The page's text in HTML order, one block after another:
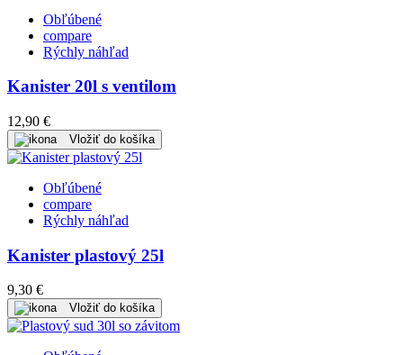
Obľúbené
compare
Rýchly náhľad
Kanister 20l s ventilom
12,90 €
Vložiť do košíka
Obľúbené
compare
Rýchly náhľad
Kanister plastový 25l
9,30 €
Vložiť do košíka